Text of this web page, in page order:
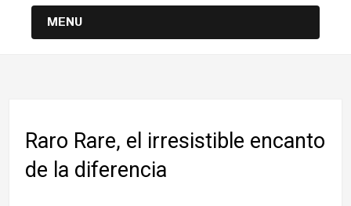
MENU
Raro Rare, el irresistible encanto
de la diferencia